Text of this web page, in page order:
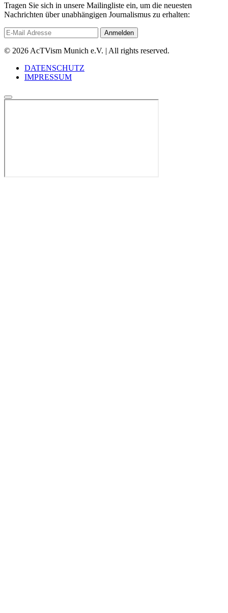
Tragen Sie sich in unsere Mailingliste ein, um die neuesten
Nachrichten über unabhängigen Journalismus zu erhalten:
© 2026 AcTVism Munich e.V. | All rights reserved.
DATENSCHUTZ
IMPRESSUM